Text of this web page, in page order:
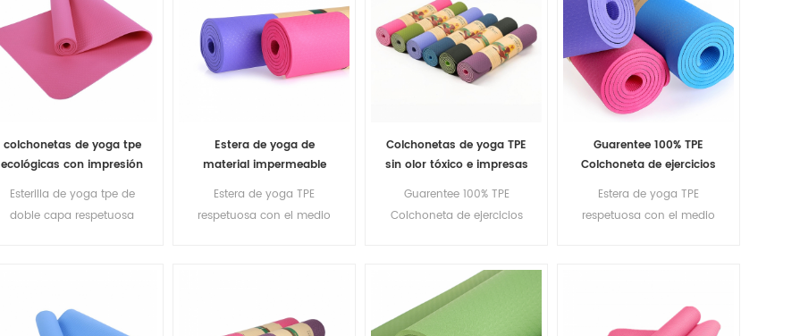
colchonetas de yoga tpe
ecológicas con impresión
Esterilla de yoga tpe de
doble capa respetuosa
Estera de yoga de
material impermeable
respetuosa con el medio
ambiente al por mayor
Estera de yoga TPE
respetuosa con el medio
Colchonetas de yoga TPE
sin olor tóxico e impresas
Guarentee 100% TPE
Colchoneta de ejercicios
Guarentee 100% TPE
Colchoneta de ejercicios
Estera de yoga TPE
respetuosa con el medio